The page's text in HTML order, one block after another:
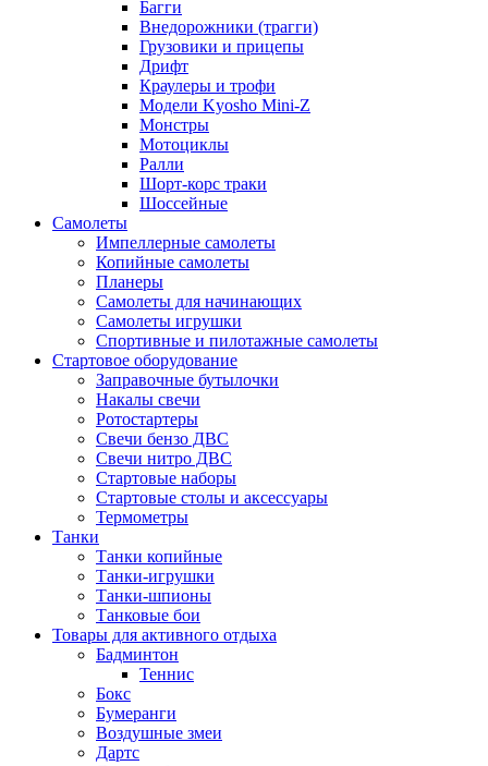
Багги
Внедорожники (трагги)
Грузовики и прицепы
Дрифт
Краулеры и трофи
Модели Kyosho Mini-Z
Монстры
Мотоциклы
Ралли
Шорт-корс траки
Шоссейные
Самолеты
Импеллерные самолеты
Копийные самолеты
Планеры
Самолеты для начинающих
Самолеты игрушки
Спортивные и пилотажные самолеты
Стартовое оборудование
Заправочные бутылочки
Накалы свечи
Ротостартеры
Свечи бензо ДВС
Свечи нитро ДВС
Стартовые наборы
Стартовые столы и аксессуары
Термометры
Танки
Танки копийные
Танки-игрушки
Танки-шпионы
Танковые бои
Товары для активного отдыха
Бадминтон
Теннис
Бокс
Бумеранги
Воздушные змеи
Дартс